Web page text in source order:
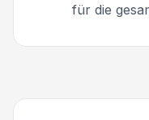
für die